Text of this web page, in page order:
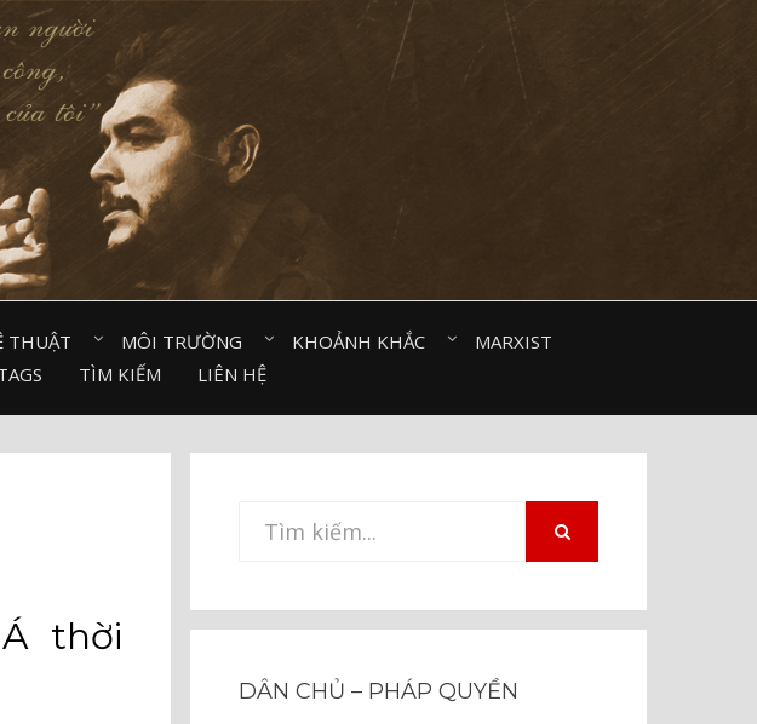
THUẬT⠀ MÔI TRƯỜNG⠀ KHOẢNH KHẮC⠀
MARXIST⠀
TÌM KIẾM LIÊN HỆ
thời
Tìm
DÂN CHỦ – PHÁP QUYỀN